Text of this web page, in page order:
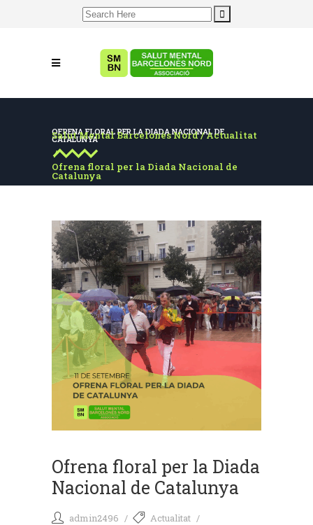
Search
OFRENA FLORAL PER LA DIADA NACIONAL DE
CATALUNYA
Salut Mental Barcelonès Nord/Actualitat
/
Ofrena floral per la Diada Nacional de
Catalunya
Ofrena floral per la Diada
Nacional de Catalunya
admin2496
Actualitat